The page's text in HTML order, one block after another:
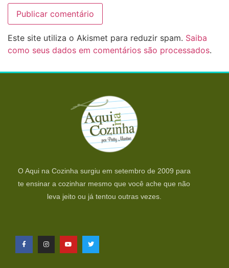
Este site utiliza o Akismet para reduzir spam. Saiba
como seus dados em comentários são processados.
O Aqui na Cozinha surgiu em setembro de 2009 para
te ensinar a cozinhar mesmo que você ache que não
leva jeito ou já tentou outras vezes.